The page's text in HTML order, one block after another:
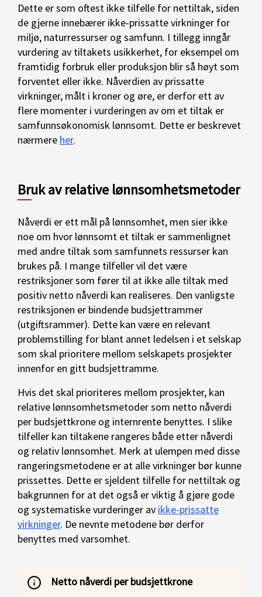
Dette er som oftest ikke tilfelle for nettiltak, siden
de gjerne innebærer ikke-prissatte virkninger for
miljø, naturressurser og samfunn. I tillegg inngår
vurdering av tiltakets usikkerhet, for eksempel om
framtidig forbruk eller produksjon blir så høyt som
forventet eller ikke. Nåverdien av prissatte
virkninger, målt i kroner og øre, er derfor ett av
flere momenter i vurderingen av om et tiltak er
samfunnsøkonomisk lønnsomt. Dette er beskrevet
nærmere her.
Bruk av relative lønnsomhetsmetoder
Nåverdi er ett mål på lønnsomhet, men sier ikke
noe om hvor lønnsomt et tiltak er sammenlignet
med andre tiltak som samfunnets ressurser kan
brukes på. I mange tilfeller vil det være
restriksjoner som fører til at ikke alle tiltak med
positiv netto nåverdi kan realiseres. Den vanligste
restriksjonen er bindende budsjettrammer
(utgiftsrammer). Dette kan være en relevant
problemstilling for blant annet ledelsen i et selskap
som skal prioritere mellom selskapets prosjekter
innenfor en gitt budsjettramme.
Hvis det skal prioriteres mellom prosjekter, kan
relative lønnsomhetsmetoder som netto nåverdi
per budsjettkrone og internrente benyttes. I slike
tilfeller kan tiltakene rangeres både etter nåverdi
og relativ lønnsomhet. Merk at ulempen med disse
rangeringsmetodene er at alle virkninger bør kunne
prissettes. Dette er sjeldent tilfelle for nettiltak og
bakgrunnen for at det også er viktig å gjøre gode
og systematiske vurderinger av ikke-prissatte
virkninger. De nevnte metodene bør derfor
benyttes med varsomhet.
Netto nåverdi per budsjettkrone